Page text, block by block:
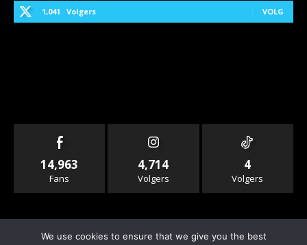
1,041 Volgers VOLG
14,963
Fans
4,714
Volgers
4
Volgers
We use cookies to ensure that we give you the best